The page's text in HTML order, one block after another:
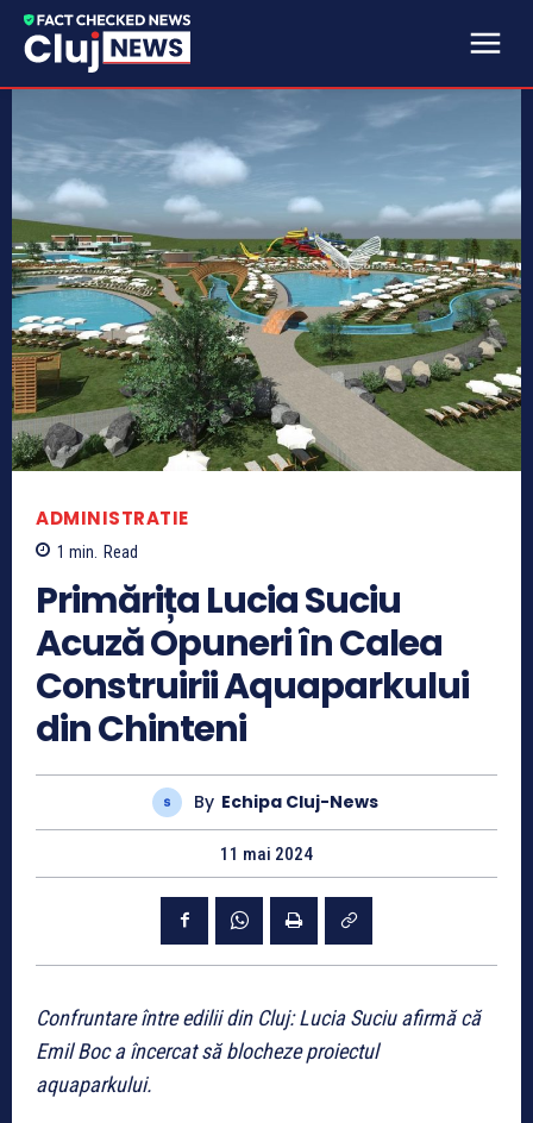
ADMINISTRATIE
1 min. Read
Primărița Lucia Suciu
Acuză Opuneri în Calea
Construirii Aquaparkului
din Chinteni
By Echipa Cluj-News
11 mai 2024
Confruntare între edilii din Cluj: Lucia Suciu afirmă că
Emil Boc a încercat să blocheze proiectul
aquaparkului.